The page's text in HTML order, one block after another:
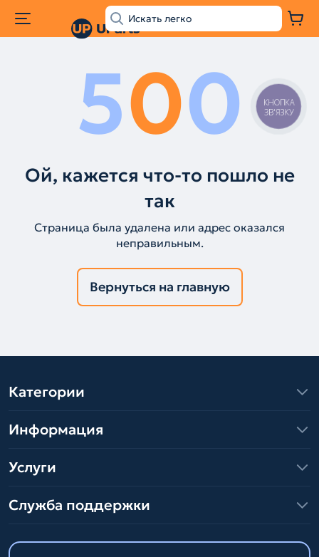
500
Ой, кажется что-то пошло не
так
Страница была удалена или адрес оказался
неправильным.
Вернуться на главную
Категории
Информация
Услуги
Служба поддержки
КНОПКА
ЗВ'ЯЗКУ